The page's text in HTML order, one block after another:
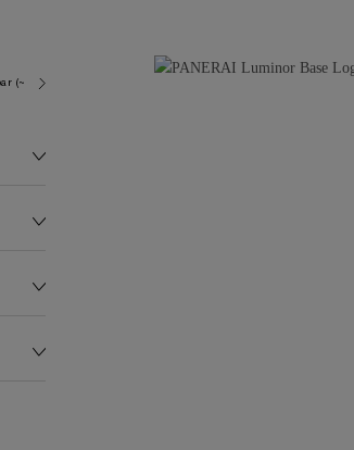
(~100.0 metres)